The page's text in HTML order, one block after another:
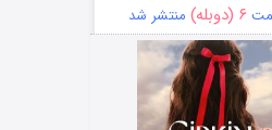
۶ (دوبله) منتشر شد